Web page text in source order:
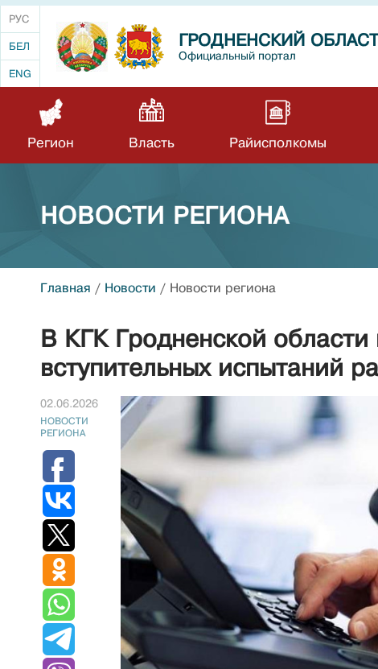
РУС
БЕЛ
ENG
ГРОДНЕНСКИЙ
Официальный портал
Регион Власть Райисполкомы
НОВОСТИ РЕГИОНА
Главная / Новости / Новости региона
В КГК Гродненской
вступительных испытаний
02.06.2026
НОВОСТИ
РЕГИОНА